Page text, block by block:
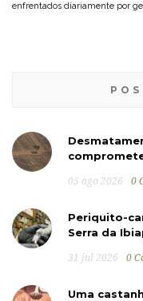
enfrentados diariamente por
05 ago 2026 0
Periquito-
Serra da
31 jul 2026 0
Uma